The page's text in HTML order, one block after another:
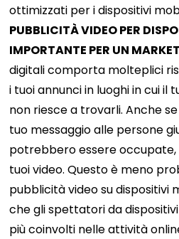
ottimizzati per i dispositivi
PUBBLICITÀ VIDEO PER
IMPORTANTE PER UN
digitali comporta molteplici
i tuoi annunci in luoghi in cui
non riesce a trovarli. Anche
tuo messaggio alle persone
potrebbero essere
tuoi video. Questo è meno
pubblicità video su dispositivi
che gli spettatori da
più coinvolti nelle attività